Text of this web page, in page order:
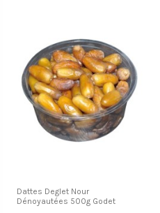
Dattes Deglet Nour
Dénoyautées 500g Godet